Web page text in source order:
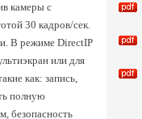
камеры c
30 кадров/сек.
В режиме DirectIP
или для
как: запись,
полную
безопасность